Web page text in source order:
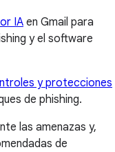
IAen Gmail para
y el software
y protecciones
de phishing.
las amenazas y,
de